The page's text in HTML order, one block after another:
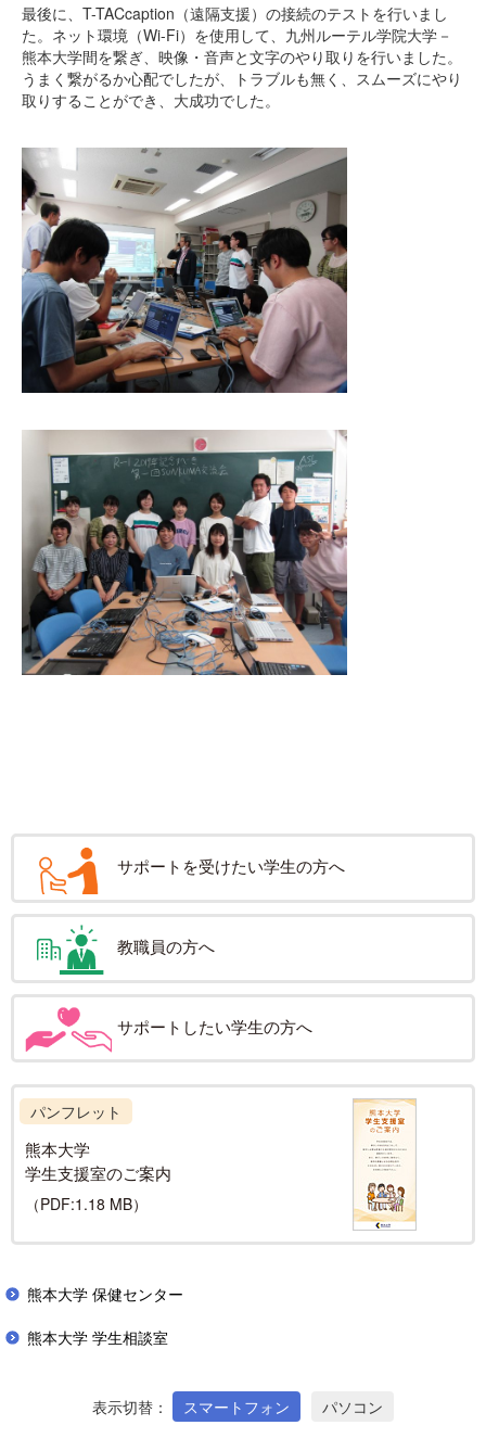
最後に、T-TACcaption（遠隔支援）の接続のテストを行いまし
た。ネット環境（Wi-Fi）を使用して、九州ルーテル学院大学－
熊本大学間を繋ぎ、映像・音声と文字のやり取りを行いました。
うまく繋がるか心配でしたが、トラブルも無く、スムーズにやり
取りすることができ、大成功でした。
サポートを受けたい学生の方へ
教職員の方へ
サポートしたい学生の方へ
パンフレット
熊本大学
学生支援室のご案内
（PDF:1.18 MB）
熊本大学 保健センター
熊本大学 学生相談室
表示切替 スマートフォン パソコン